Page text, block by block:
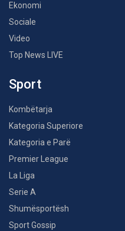
Ekonomi
Sociale
Video
Top News LIVE
Sport
Kombëtarja
Kategoria Superiore
Kategoria e Parë
Premier League
La Liga
Serie A
Shumësportësh
Sport Gossip